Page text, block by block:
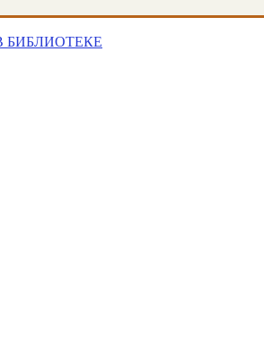
БИБЛИОТЕКЕ